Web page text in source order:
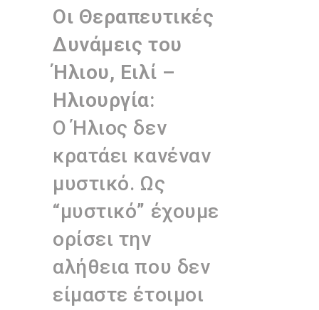
Οι Θεραπευτικές
Δυνάμεις του
Ήλιου, Ειλί –
Ηλιουργία:
Ο Ήλιος δεν
κρατάει κανέναν
μυστικό. Ως
“μυστικό” έχουμε
ορίσει την
αλήθεια που δεν
είμαστε έτοιμοι